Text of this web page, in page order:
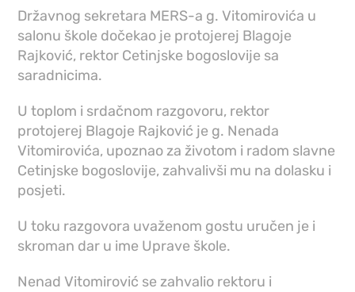
Državnog sekretara MERS-a g. Vitomirovića u
salonu škole dočekao je protojerej Blagoje
Rajković, rektor Cetinjske bogoslovije sa
saradnicima.
U toplom i srdačnom razgovoru, rektor
protojerej Blagoje Rajković je g. Nenada
Vitomirovića, upoznao za životom i radom slavne
Cetinjske bogoslovije, zahvalivši mu na dolasku i
posjeti.
U toku razgovora uvaženom gostu uručen je i
skroman dar u ime Uprave škole.
Nenad Vitomirović se zahvalio rektoru i